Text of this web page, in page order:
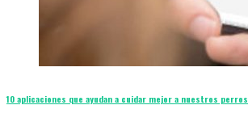
10 aplicaciones que ayudan a cuidar mejor a nuestros perros